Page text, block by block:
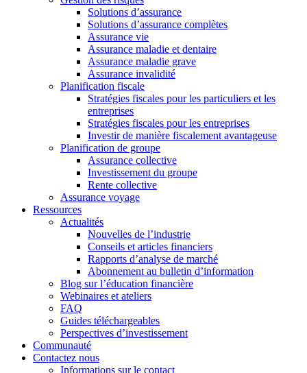
Solutions d’assurance
Solutions d’assurance complètes
Assurance vie
Assurance maladie et dentaire
Assurance maladie grave
Assurance invalidité
Planification fiscale
Stratégies fiscales pour les particuliers et les
entreprises
Stratégies fiscales pour les entreprises
Investir de manière fiscalement avantageuse
Planification de groupe
Assurance collective
Investissement du groupe
Rente collective
Assurance voyage
Ressources
Actualités
Nouvelles de l’industrie
Conseils et articles financiers
Rapports d’analyse de marché
Abonnement au bulletin d’information
Blog sur l’éducation financière
Webinaires et ateliers
FAQ
Guides téléchargeables
Perspectives d’investissement
Communauté
Contactez nous
Informations sur le contact